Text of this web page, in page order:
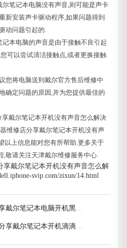
笔记本电脑没有声音,则可能是声卡
新安装声卡驱动程序,如果问题得到
动问题引起的.
本电脑的声音是由于接触不良引起
可以尝试清洁接触点,或者更换接触
您将电脑送到戴尔官方售后维修中
确定问题的原因,并为您提供最佳的
维修店分享戴尔笔记本开机没有声
以上信息能对您有所帮助.更多关于
,敬请关注天津戴尔维修服务中心.
享戴尔笔记本开机没有声音怎么解
svip.com/zixun/14.html
戴尔笔记本电脑开机黑屏
享戴尔笔记本开机滴滴响